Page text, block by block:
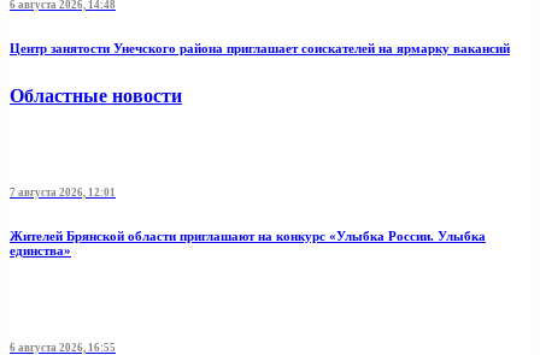
6 августа 2026, 14:48
Центр занятости Унечского района приглашает соискателей на ярмарку вакансий
Областные новости
7 августа 2026, 12:01
Жителей Брянской области приглашают на конкурс «Улыбка России. Улыбка
единства»
6 августа 2026, 16:55